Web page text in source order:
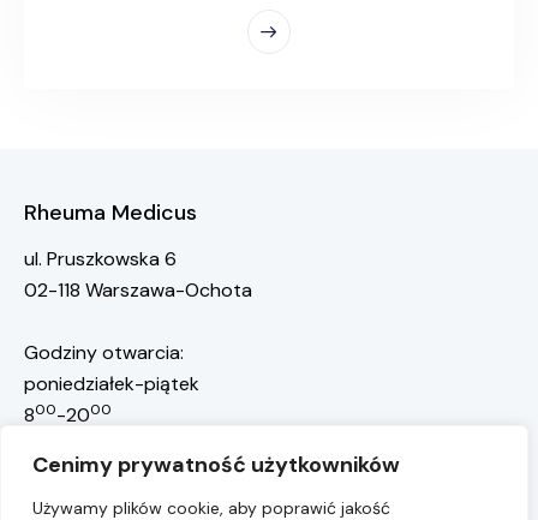
Cenimy prywatność użytkowników
Używamy plików cookie, aby poprawić jakość
Rheuma Medicus
ul. Pruszkowska 6
02-118 Warszawa-Ochota
Godziny otwarcia:
poniedziałek-piątek
800-2000
rejestracja@rheuma-medicus.pl
Rejestracja pacjentów:668 117 301